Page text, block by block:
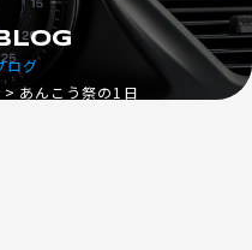
ログ
あんこう祭の1日